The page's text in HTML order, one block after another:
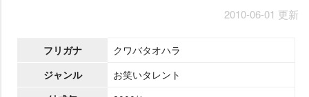
2010-06-01 更新
フリガナ
クワバタオハラ
ジャンル
お笑いタレント